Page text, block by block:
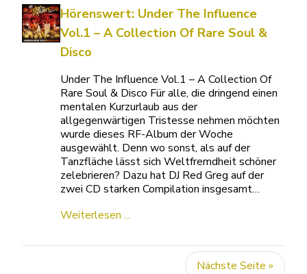
Hörenswert: Under The Influence
Vol.1 – A Collection Of Rare Soul &
Disco
Under The Influence Vol.1 – A Collection Of
Rare Soul & Disco Für alle, die dringend einen
mentalen Kurzurlaub aus der
allgegenwärtigen Tristesse nehmen möchten
wurde dieses RF-Album der Woche
ausgewählt. Denn wo sonst, als auf der
Tanzfläche lässt sich Weltfremdheit schöner
zelebrieren? Dazu hat DJ Red Greg auf der
zwei CD starken Compilation insgesamt…
Weiterlesen ...
Nächste Seite »